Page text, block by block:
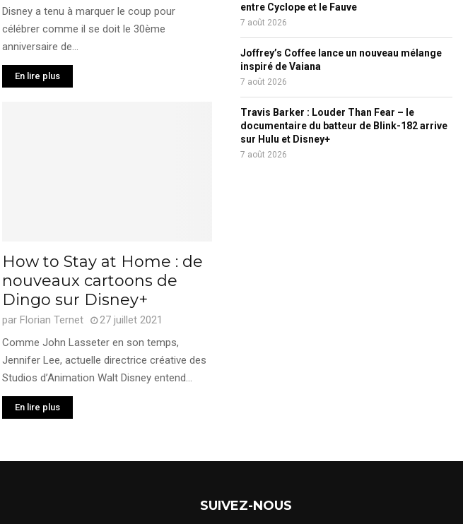
Disney a tenu à marquer le coup pour
célébrer comme il se doit le 30ème
anniversaire de...
En lire plus
How to Stay at Home : de
nouveaux cartoons de
Dingo sur Disney+
par Florian Ternet
27 juillet 2021
Comme John Lasseter en son temps,
Jennifer Lee, actuelle directrice créative des
Studios d’Animation Walt Disney entend...
En lire plus
entre Cyclope et le Fauve
7 août 2026
Joffrey’s Coffee lance un nouveau mélange
inspiré de Vaiana
7 août 2026
Travis Barker : Louder Than Fear – le
documentaire du batteur de Blink-182 arrive
sur Hulu et Disney+
7 août 2026
SUIVEZ-NOUS